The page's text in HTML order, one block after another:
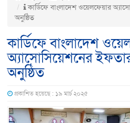
কার্ডিফে বাংলাদেশ ওয়েলফেয়ার
অনুষ্ঠিত
কার্ডিফে বাংলাদেশ
অ্যাসোসিয়েশনের
অনুষ্ঠিত
প্রকাশিত হয়েছে : ১৯ মার্চ ২০২৫